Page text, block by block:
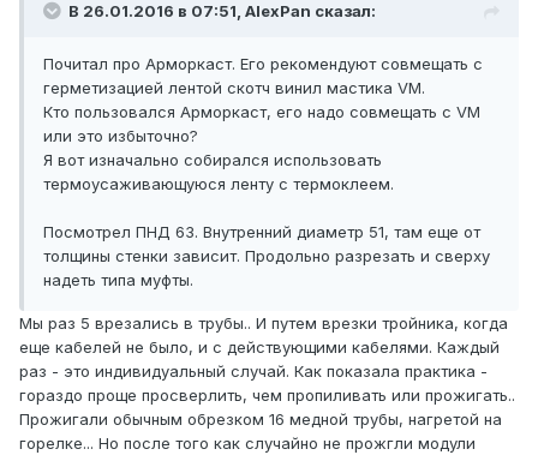
В 26.01.2016 в 07:51, AlexPan сказал:
Почитал про Арморкаст. Его рекомендуют совмещать с
герметизацией лентой скотч винил мастика VM.
Кто пользовался Арморкаст, его надо совмещать с VM
или это избыточно?
Я вот изначально собирался использовать
термоусаживающуюся ленту с термоклеем.
Посмотрел ПНД 63. Внутренний диаметр 51, там еще от
толщины стенки зависит. Продольно разрезать и сверху
надеть типа муфты.
Мы раз 5 врезались в трубы.. И путем врезки тройника, когда
еще кабелей не было, и с действующими кабелями. Каждый
раз - это индивидуальный случай. Как показала практика -
гораздо проще просверлить, чем пропиливать или прожигать..
Прожигали обычным обрезком 16 медной трубы, нагретой на
горелке... Но после того как случайно не прожгли модули